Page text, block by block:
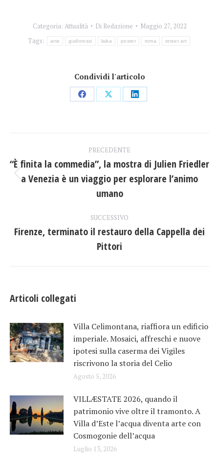
Categoria: Attualità Di Redazione
Maggio 27, 2022
Tags:
arte giallorossi laika poster roma street art
Condividi l'articolo
CondividiCondividiCondividi
tra
PRECEDENTE
Post
precedente:
“È finita la commedia”, la mostra di Julien Friedler
a Venezia è un viaggio per esplorare l’animo
umano
SUCCESSIVO
Prossimo
post:
Firenze, terminato il restauro della Cappella dei
Pittori
Articoli collegati
Villa Celimontana, riaffiora un edificio
imperiale. Mosaici, affreschi e nuove
ipotesi sulla caserma dei Vigiles
riscrivono la storia del Celio
Agosto 5, 2026
VILLÆSTATE 2026, quando il
patrimonio vive oltre il tramonto. A
Villa d’Este l’acqua diventa arte con
Cosmogonie dell’acqua
Luglio 13, 2026